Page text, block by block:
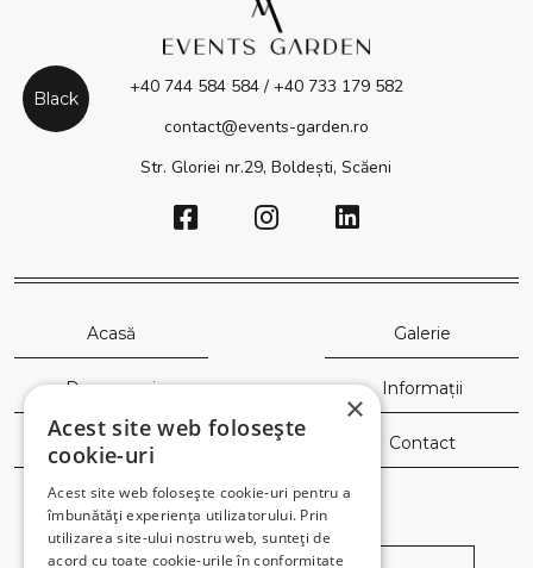
+40 744 584 584 / +40 733 179 582
contact@events-garden.ro
Str. Gloriei nr.29, Boldești, Scăeni
Acasă
Despre noi
Saloane
Galerie
Informații
Contact
Newsletter
Black
×
Acest site web folosește
cookie-uri
Acest site web folosește cookie-uri pentru a
îmbunătăți experiența utilizatorului. Prin
utilizarea site-ului nostru web, sunteți de
acord cu toate cookie-urile în conformitate